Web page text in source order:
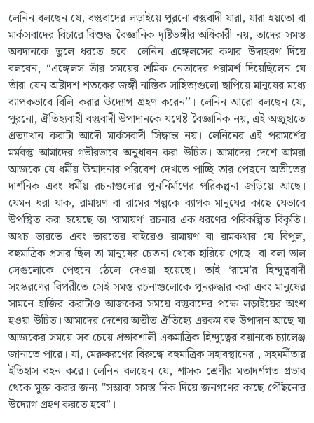
লেনিন বলছেন যে, বস্তুবাদের লড়াইয়ে পুরনো বস্তুবাদী যারা, যারা হয়তো বা
মার্কসবাদের বিচারে বিশুদ্ধ বৈজ্ঞানিক দৃষ্টিভঙ্গীর অধিকারী নয়, তাদের সমস্ত
অবদানকে তুলে ধরতে হবে। লেনিন এঙ্গেলসের কথার উদাহরণ দিয়ে
বলবেন, “এঙ্গেলস তাঁর সময়ের শ্রমিক নেতাদের পরামর্শ দিয়েছিলেন যে
তাঁরা যেন অষ্টাদশ শতকের জঙ্গী নাস্তিক সাহিত্যগুলো ছাপিয়ে মানুষের মধ্যে
ব্যাপকভাবে বিলি করার উদ্যোগ গ্রহণ করেন’’। লেনিন আরো বলছেন যে,
পুরনো, ঐতিহ্যবাহী বস্তুবাদী উপাদানকে যথেষ্ট বৈজ্ঞানিক নয়, এই অজুহাতে
প্রত্যাখান করাটা আদৌ মার্কসবাদী সিদ্ধান্ত নয়। লেনিনের এই পরামর্শের
মর্মবস্তু আমাদের গভীরভাবে অনুধাবন করা উচিত। আমাদের দেশে আমরা
আজকে যে ধর্মীয় উন্মাদনার পরিবেশ দেখতে পাচ্ছি তার পেছনে অতীতের
দার্শনিক এবং ধর্মীয় রচনাগুলোর পুনর্নির্মাণের পরিকল্পনা জড়িয়ে আছে।
যেমন ধরা যাক, রামায়ণ বা রামের গল্পকে ব্যাপক মানুষের কাছে যেভাবে
উপস্থিত করা হয়েছে তা ‘রামায়ণ’ রচনার এক ধরণের পরিকল্পিত বিকৃতি।
অথচ ভারতে এবং ভারতের বাইরেও রামায়ণ বা রামকথার যে বিপুল,
বহুমাত্রিক প্রসার ছিল তা মানুষের চেতনা থেকে হারিয়ে গেছে। বা বলা ভাল
সেগুলোকে পেছনে ঠেলে দেওয়া হয়েছে। তাই ‘রামে’র হিন্দুত্ববাদী
সংস্করণের বিপরীতে সেই সমস্ত রচনাগুলোকে পুনরুদ্ধার করা এবং মানুষের
সামনে হাজির করাটাও আজকের সময়ে বস্তুবাদের পক্ষে লড়াইয়ের অংশ
হওয়া উচিত। আমাদের দেশের অতীত ঐতিহ্যে এরকম বহু উপাদান আছে যা
আজকের সময়ে সব চেয়ে প্রভাবশালী একমাত্রিক হিন্দুত্বের বয়ানকে চ্যালেঞ্জ
জানাতে পারে। যা, মেরুকরণের বিরুদ্ধে বহুমাত্রিক সহাবস্থানের , সহমর্মীতার
ইতিহাস বহন করে। লেনিন বলছেন যে, শাসক শ্রেণীর মতাদর্শগত প্রভাব
থেকে মুক্ত করার জন্য "সম্ভাব্য সমস্ত দিক দিয়ে জনগণের কাছে পৌঁছনোর
উদ্যোগ গ্রহণ করতে হবে”।